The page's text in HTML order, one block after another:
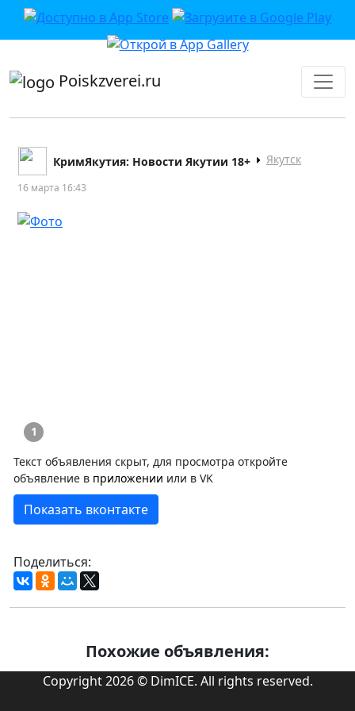
приложении или в VK">
Poiskzverei.ru
КримЯкутия: Новости Якутии 18+ Якутск
16 марта 16:43
1
Текст объявления скрыт, для просмотра откройте
объявление в приложении или в VK
Показать вконтакте
Поделиться:
Похожие объявления:
Copyright 2026 © DimICE. All rights reserved.